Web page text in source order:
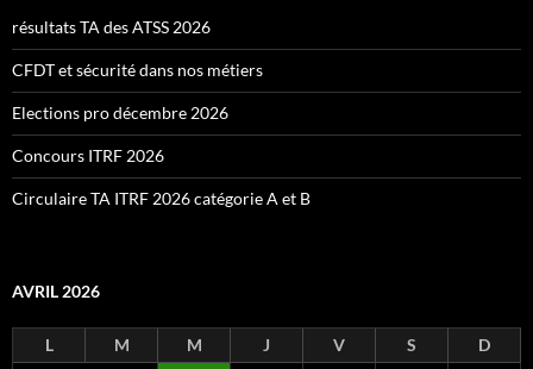
résultats TA des ATSS 2026
CFDT et sécurité dans nos métiers
Elections pro décembre 2026
Concours ITRF 2026
Circulaire TA ITRF 2026 catégorie A et B
AVRIL 2026
L M M J V S D